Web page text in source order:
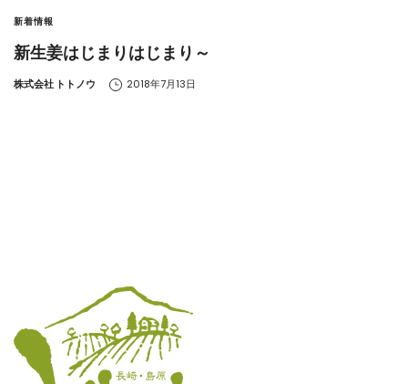
新着情報
新生姜はじまりはじまり～
by
株式会社 トトノウ 2018年7月13日